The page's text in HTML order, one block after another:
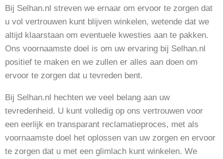
Bij Selhan.nl streven we ernaar om ervoor te zorgen dat
u vol vertrouwen kunt blijven winkelen, wetende dat we
altijd klaarstaan om eventuele kwesties aan te pakken.
Ons voornaamste doel is om uw ervaring bij Selhan.nl
positief te maken en we zullen er alles aan doen om
ervoor te zorgen dat u tevreden bent.
Bij Selhan.nl hechten we veel belang aan uw
tevredenheid. U kunt volledig op ons vertrouwen voor
een eerlijk en transparant reclamatieproces, met als
voornaamste doel het oplossen van uw zorgen en ervoor
te zorgen dat u met een glimlach kunt winkelen. We